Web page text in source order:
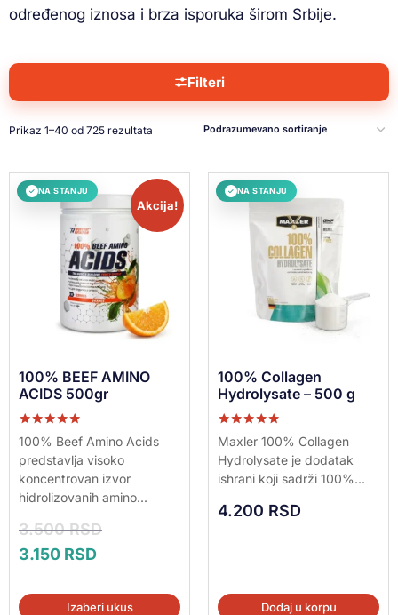
određenog iznosa i brza isporuka širom Srbije.
Filteri
Prikaz 1–40 od 725 rezultata
✓ NA STANJU
Akcija!
100% BEEF AMINO
ACIDS 500gr
Ocenjeno sa
5.00
od 5
100% Beef Amino Acids
predstavlja visoko
koncentrovan izvor
hidrolizovanih amino...
3.500RSD
3.150 RSD
Izaberi ukus
✓ NA STANJU
100% Collagen
Hydrolysate – 500 g
Ocenjeno sa
5.00
od 5
Maxler 100% Collagen
Hydrolysate je dodatak
ishrani koji sadrži 100%...
4.200 RSD
Dodaj u korpu